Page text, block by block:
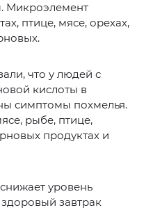
Микроэлемент
птице, мясе, орехах,
что у людей с
кислоты в
симптомы похмелья.
рыбе, птице,
продуктах и
уровень
завтрак